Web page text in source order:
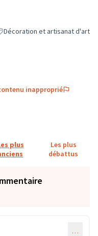
les résultats de la
Décoration et artisanat d'art
inapproprié
plus
Les plus
débattus
…